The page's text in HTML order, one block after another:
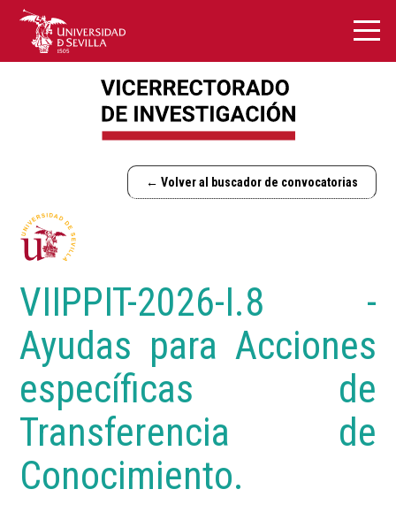
← Volver al buscador de convocatorias
VIIPPIT-2026-I.8 -
Ayudas para Acciones
específicas de
Transferencia de
Conocimiento.